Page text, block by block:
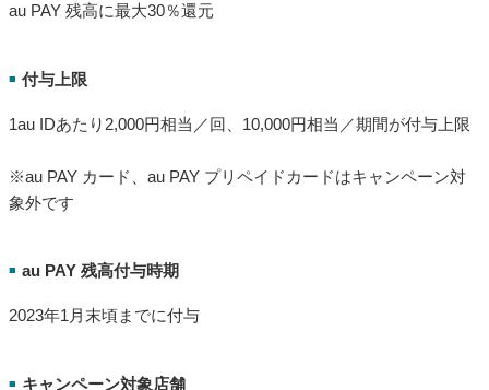
au PAY 残高に最大30％還元
■ 付与上限
1au IDあたり2,000円相当／回、10,000円相当／期間が付与上限
※au PAY カード、au PAY プリペイドカードはキャンペーン対
象外です
■ au PAY 残高付与時期
2023年1月末頃までに付与
■ キャンペーン対象店舗